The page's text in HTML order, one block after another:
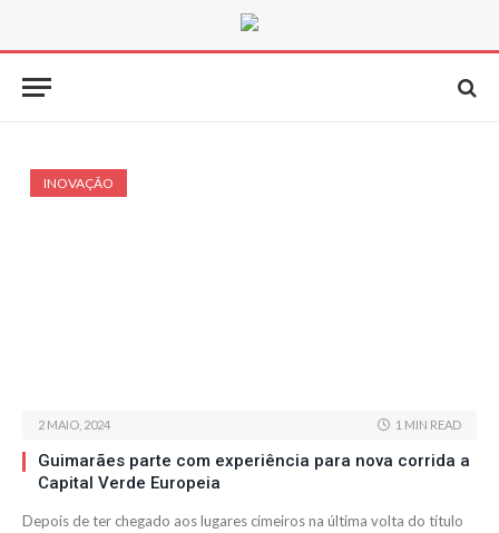
INOVAÇÃO
2 MAIO, 2024 1 MIN READ
Guimarães parte com experiência para nova corrida a
Capital Verde Europeia
Depois de ter chegado aos lugares cimeiros na última volta do título